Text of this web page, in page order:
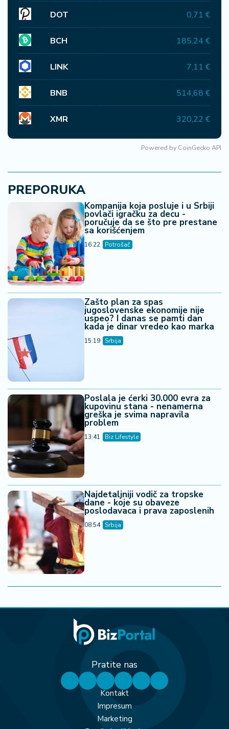
DOT 0,71 €
BCH 185,24 €
LINK 7,11 €
BNB 514,68 €
XMR 320,22 €
Powered by CoinGecko API
PREPORUKA
Kompanija koja posluje i u Srbiji
povlači igračku za decu -
poručuje da se što pre prestane
sa korišćenjem
16:22 Potrošač
Zašto plan za spas
jugoslovenske ekonomije nije
uspeo? I danas se pamti dan
kada je dinar vredeo kao marka
15:19 Srbija
Poslala je ćerki 30.000 evra za
kupovinu stana - nenamerna
greška je svima napravila
problem
13:41 Biz Lifestyle
Najdetaljniji vodič za tropske
dane - koje su obaveze
poslodavaca i prava zaposlenih
08:54 Srbija
Kontakt
Impresum
Marketing
Pratite nas